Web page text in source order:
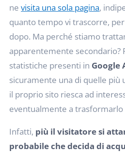
nevisita una sola pagina,
quanto tempo vi trascorre,
dopo. Ma perché stiamo
apparentemente secondario?
statistiche presenti in Google
sicuramente una di quelle più
il proprio sito riesca ad
eventualmente a trasformarlo
Infatti, più il visitatore si
probabile che decida di